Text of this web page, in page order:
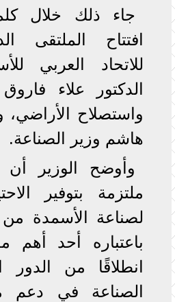
جاء ذلك خلال
افتتاح الملتقى
للاتحاد العربي
الدكتور علاء
واستصلاح الأراضي،
هاشم وزير الصناعة.
وأوضح الوزير أن
ملتزمة بتوفير
لصناعة الأسمدة من
باعتباره أحد أهم
انطلاقًا من الدور
الصناعة في دعم